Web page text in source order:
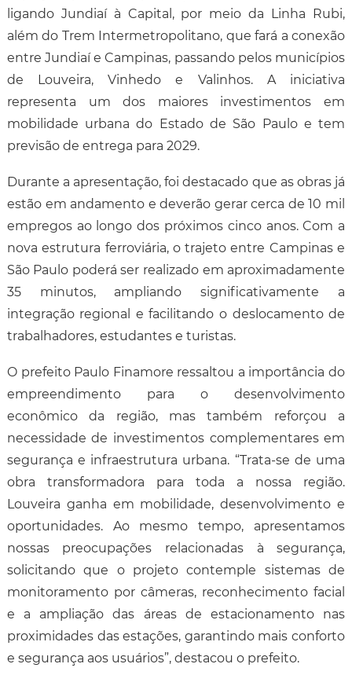
ligando Jundiaí à Capital, por meio da Linha Rubi,
além do Trem Intermetropolitano, que fará a conexão
entre Jundiaí e Campinas, passando pelos municípios
de Louveira, Vinhedo e Valinhos. A iniciativa
representa um dos maiores investimentos em
mobilidade urbana do Estado de São Paulo e tem
previsão de entrega para 2029.
Durante a apresentação, foi destacado que as obras já
estão em andamento e deverão gerar cerca de 10 mil
empregos ao longo dos próximos cinco anos. Com a
nova estrutura ferroviária, o trajeto entre Campinas e
São Paulo poderá ser realizado em aproximadamente
35 minutos, ampliando significativamente a
integração regional e facilitando o deslocamento de
trabalhadores, estudantes e turistas.
O prefeito Paulo Finamore ressaltou a importância do
empreendimento para o desenvolvimento
econômico da região, mas também reforçou a
necessidade de investimentos complementares em
segurança e infraestrutura urbana. “Trata-se de uma
obra transformadora para toda a nossa região.
Louveira ganha em mobilidade, desenvolvimento e
oportunidades. Ao mesmo tempo, apresentamos
nossas preocupações relacionadas à segurança,
solicitando que o projeto contemple sistemas de
monitoramento por câmeras, reconhecimento facial
e a ampliação das áreas de estacionamento nas
proximidades das estações, garantindo mais conforto
e segurança aos usuários”, destacou o prefeito.